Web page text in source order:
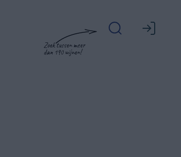
Zoek tussen meer
dan 190 wijnen!